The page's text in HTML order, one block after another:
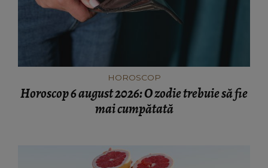
HOROSCOP
Horoscop 6 august 2026: O zodie trebuie să fie
mai cumpătată